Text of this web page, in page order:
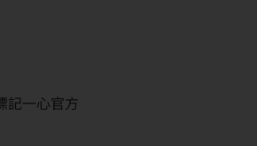
記一心官方